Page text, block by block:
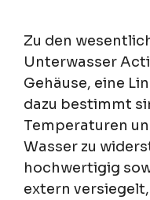
Zu den
Unterwasser
Gehäuse, eine
dazu bestimmt
Temperaturen
Wasser zu
hochwertigig
extern